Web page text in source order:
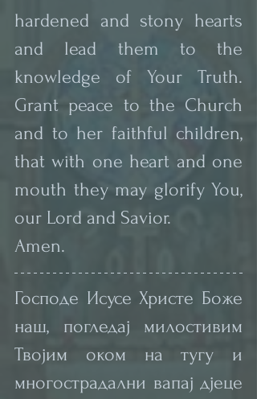
hardened and stony hearts
and lead them to the
knowledge of Your Truth.
Grant peace to the Church
and to her faithful children,
that with one heart and one
mouth they may glorify You,
our Lord and Savior.
Amen.
Господе Исусе Христе Боже
наш, погледај милостивим
Твојим оком на тугу и
многострадални вапај дјеце